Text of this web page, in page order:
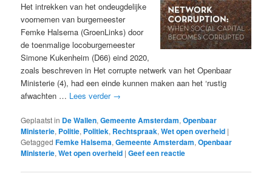
Het intrekken van het ondeugdelijke
voornemen van burgemeester
Femke Halsema (GroenLinks) door
de toenmalige locoburgemeester
Simone Kukenheim (D66) eind 2020,
zoals beschreven in Het corrupte netwerk van het Openbaar
Ministerie (4), had een einde kunnen maken aan het ‘rustig
afwachten … Lees verder →
Geplaatst in De Wallen,Gemeente Amsterdam,Openbaar
Ministerie, Politie, Politiek, Rechtspraak,Wet open overheid |
Getagged Femke Halsema,Gemeente Amsterdam,Openbaar
Ministerie,Wet open overheid |Geef een reactie